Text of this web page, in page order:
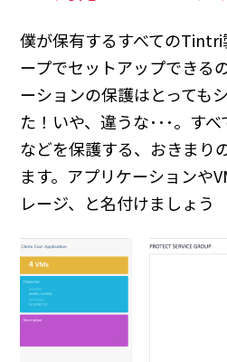
僕が保有するすべての
ープでセットアップできる
ーションの保護はとっても
た！いや、違うな･･･。す
などを保護する、おきまり
ます。アプリケーションや
レージ、と名付けましょう